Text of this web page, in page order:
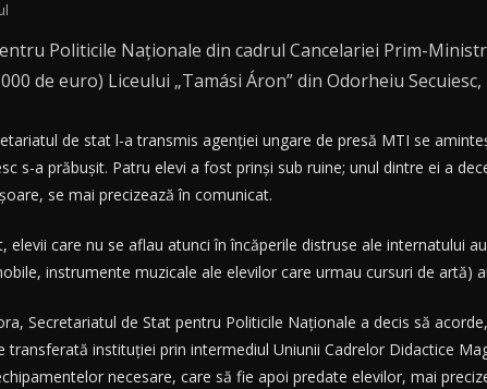
Politicile Naţionale din cadrul Cancelariei Prim-
de euro) Liceului „Tamási Áron” din Odorheiu
de stat l-a transmis agenţiei ungare de presă MTI se
s-a prăbuşit. Patru elevi a fost prinşi sub ruine; unul dintre ei a
se mai precizează în comunicat.
elevii care nu se aflau atunci în încăperile distruse ale internatului
instrumente muzicale ale elevilor care urmau cursuri de artă)
Secretariatul de Stat pentru Politicile Naţionale a decis să
instituţiei prin intermediul Uniunii Cadrelor Didactice
necesare, care să fie apoi predate elevilor, mai